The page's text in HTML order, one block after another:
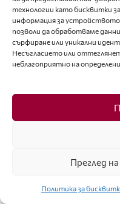
технологии като бисквитки
информация за
позволи да обработваме
сърфиране или уникални
Несъгласието или
неблагоприятно на
Преглед
Политика за
Вглеждайки се в
ясно прозира в
осмислим
традицията или още
страна и
изгради хармония
мотиви, истории и
дизайнер: „Всяко
всеки отделен